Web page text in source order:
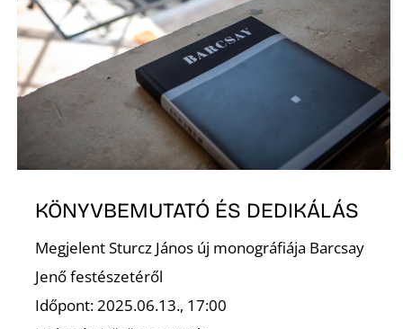
KÖNYVBEMUTATÓ ÉS DEDIKÁLÁS
Megjelent Sturcz János új monográfiája Barcsay
Jenő festészetéről
Időpont: 2025.06.13., 17:00